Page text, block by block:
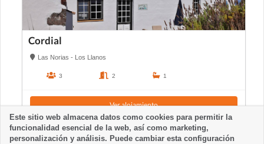
Cordial
Las Norias - Los Llanos
3 2 1
Ver alojamiento
Este sitio web almacena datos como cookies para permitir la
funcionalidad esencial de la web, así como marketing,
personalización y análisis. Puede cambiar esta configuración